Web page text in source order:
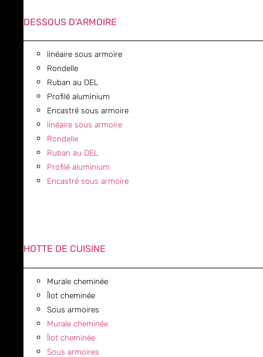
DESSOUS D'ARMOIRE
linéaire sous armoire
Rondelle
Ruban au DEL
Profilé aluminium
Encastré sous armoire
linéaire sous armoire
Rondelle
Ruban au DEL
Profilé aluminium
Encastré sous armoire
HOTTE DE CUISINE
Murale cheminée
Îlot cheminée
Sous armoires
Murale cheminée
Îlot cheminée
Sous armoires